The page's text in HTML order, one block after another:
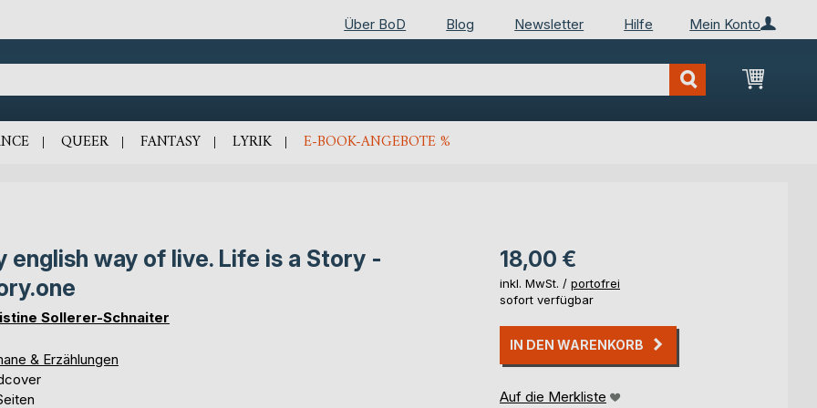
Mein Konto
Über BoD Blog Newsletter Hilfe
Mein
QUEER FANTASY LYRIK E-BOOK-ANGEBOTE %
english way of live. Life is a Story -
Sollerer-Schnaiter
& Erzählungen
18,00 €
inkl. MwSt. / portofrei
sofort verfügbar
IN DEN WARENKORB
Auf die Merkliste